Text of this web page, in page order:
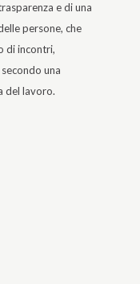
e di una
persone, che
di incontri,
una
del lavoro.